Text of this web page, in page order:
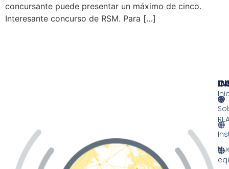
concursante puede presentar un máximo de cinco.
Interesante concurso de RSM. Para […]